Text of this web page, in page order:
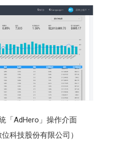
「AdHero」操作介面
科技股份有限公司）